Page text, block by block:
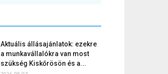
Aktuális állásajánlatok: ezekre
a munkavállalókra van most
szükség Kiskőrösön és a...